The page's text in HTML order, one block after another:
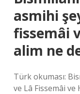
asmihi
fissemâi
alim ne
Türk okuması:
ve Lâ Fissemâi ve